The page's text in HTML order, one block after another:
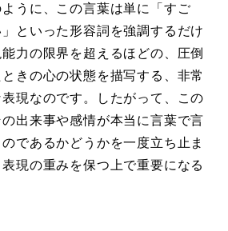
うに、この言葉は単に「すご
といった形容詞を強調するだけ
力の限界を超えるほどの、圧倒
きの心の状態を描写する、非常
現なのです。したがって、この
出来事や感情が本当に言葉で言
であるかどうかを一度立ち止ま
現の重みを保つ上で重要になる